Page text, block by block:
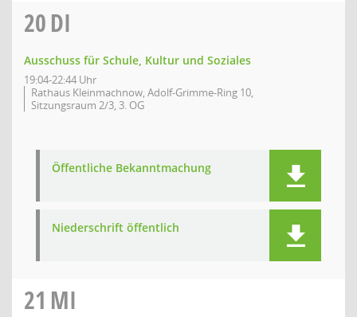
20DI
Ausschuss für Schule, Kultur und Soziales
19:04-22:44 Uhr
Rathaus Kleinmachnow, Adolf-Grimme-Ring 10,
Sitzungsraum 2/3, 3. OG
Öffentliche Bekanntmachung
Niederschrift öffentlich
21 MI